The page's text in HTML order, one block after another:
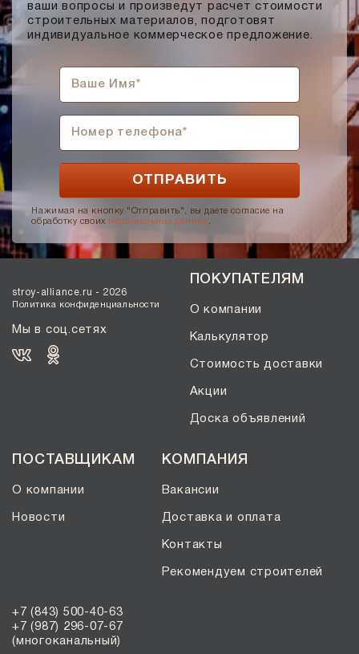
ваши вопросы и произведут расчет стоимости
строительных материалов, подготовят
индивидуальное коммерческое предложение.
Нажимая на кнопку "Отправить", вы даете согласие на
обработку своих персональных данных .
stroy-alliance.ru - 2026
Политика конфиденциальности
Мы в соц.сетях
ПОКУПАТЕЛЯМ
О компании
Калькулятор
Стоимость доставки
Акции
Доска объявлений
ПОСТАВЩИКАМ
О компании
Новости
КОМПАНИЯ
Вакансии
Доставка и оплата
Контакты
Рекомендуем строителей
+7 (843) 500-40-63
+7 (987) 296-07-67
(многоканальный)